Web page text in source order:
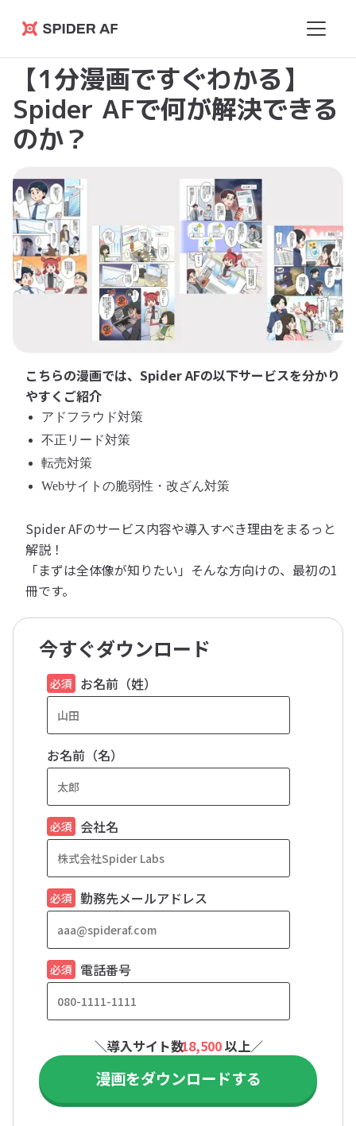
Spider
AF
【1分漫画ですぐわかる】
Spider AFで何が解決できる
のか？
こちらの漫画では、Spider AFの以下サービスを分かり
やすくご紹介
アドフラウド対策
不正リード対策
転売対策
Webサイトの脆弱性・改ざん対策
Spider AFのサービス内容や導入すべき理由をまるっと
解説！
「まずは全体像が知りたい」そんな方向けの、最初の1
冊です。
今すぐダウンロード
お名前（姓）
お名前（名）
会社名
勤務先メールアドレス
電話番号